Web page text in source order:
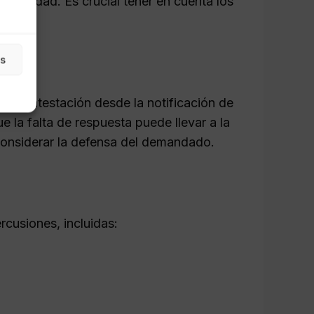
contestación desde la notificación de
la falta de respuesta puede llevar a la
la defensa del demandado.
incluidas: